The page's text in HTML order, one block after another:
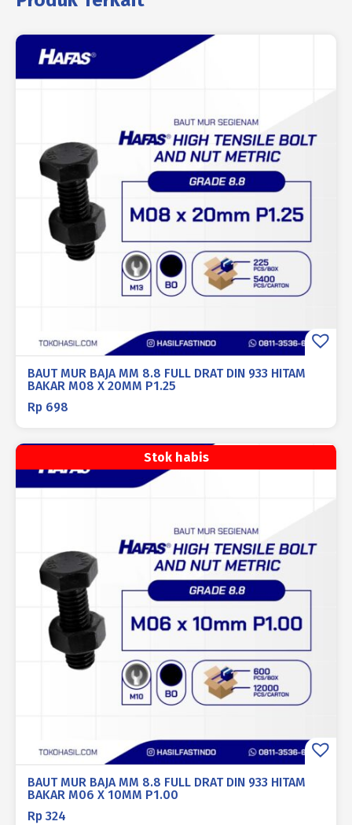
BAUT MUR BAJA MM 8.8 FULL DRAT DIN 933 HITAM
BAKAR M08 X 20MM P1.25
Rp 698
Stok habis
BAUT MUR BAJA MM 8.8 FULL DRAT DIN 933 HITAM
BAKAR M06 X 10MM P1.00
Rp 324